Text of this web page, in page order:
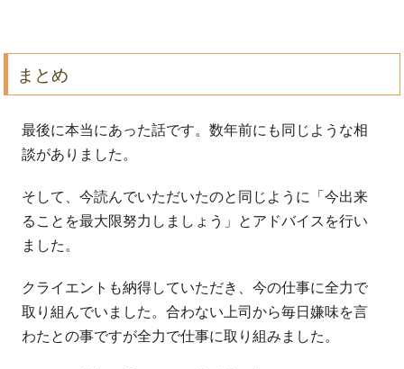
まとめ
最後に本当にあった話です。数年前にも同じような相
談がありました。
そして、今読んでいただいたのと同じように「今出来
ることを最大限努力しましょう」とアドバイスを行い
ました。
クライエントも納得していただき、今の仕事に全力で
取り組んでいました。合わない上司から毎日嫌味を言
わたとの事ですが全力で仕事に取り組みました。